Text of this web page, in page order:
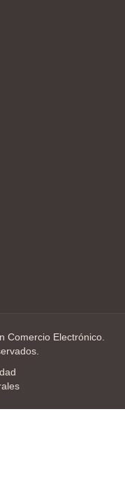
Comercio Electrónico.